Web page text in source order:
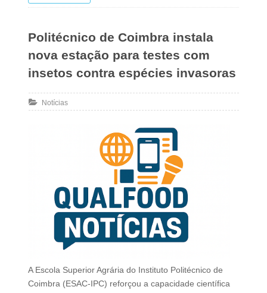
Politécnico de Coimbra instala
nova estação para testes com
insetos contra espécies invasoras
Notícias
A Escola Superior Agrária do Instituto Politécnico de
Coimbra (ESAC-IPC) reforçou a capacidade científica